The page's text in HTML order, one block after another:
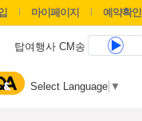
마이페이지 예약확인
탑여행사 CM송
Select Language ▼